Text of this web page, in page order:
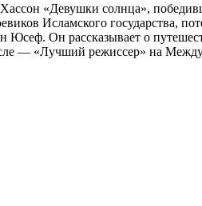
«Девушки солнца»,
Исламского государства,
Он рассказывает о
— «Лучший режиссер» на